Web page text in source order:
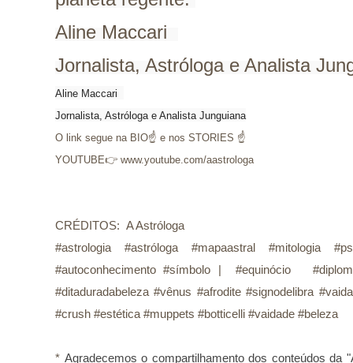
Aline Maccari
Jornalista, Astróloga e Analista
Aline Maccari
Jornalista, Astróloga e Analista Junguiana
O link segue na BIO☝ e nos STORIES ☝
YOUTUBE👉 www.youtube.com/aastrologa
CRÉDITOS: A Astróloga
#astrologia #astróloga #mapaastral #mitologia
#autoconhecimento #símbolo | #equinócio
#ditaduradabeleza #vênus #afrodite #signodelibra
#crush #estética #muppets #botticelli #vaidade #beleza
* Agradecemos o compartilhamento dos conteúdos da